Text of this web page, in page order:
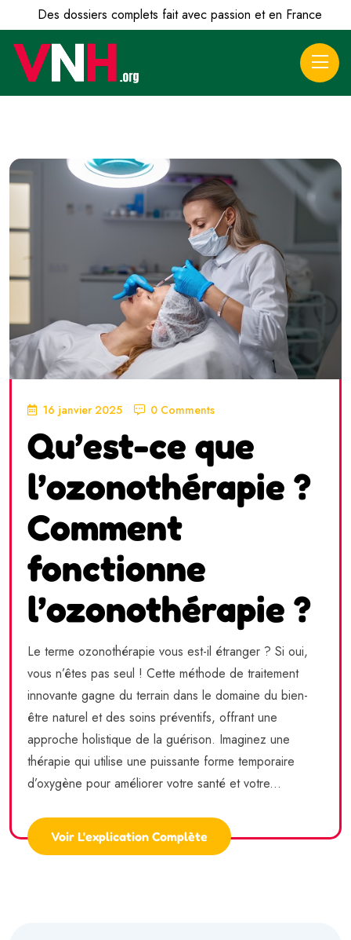
Des dossiers complets fait avec passion et en France
16 janvier 2025 0 Comments
Qu’est-ce que
l’ozonothérapie ?
Comment
fonctionne
l’ozonothérapie ?
Le terme ozonothérapie vous est-il étranger ? Si oui,
vous n’êtes pas seul ! Cette méthode de traitement
innovante gagne du terrain dans le domaine du bien-
être naturel et des soins préventifs, offrant une
approche holistique de la guérison. Imaginez une
thérapie qui utilise une puissante forme temporaire
d’oxygène pour améliorer votre santé et votre...
Voir L'explication Complète